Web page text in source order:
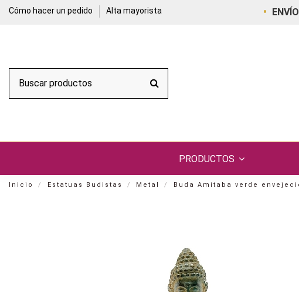
Cómo hacer un pedido Alta mayorista •
PRODUCTOS
Inicio Estatuas Budistas Metal Buda Amitaba verde